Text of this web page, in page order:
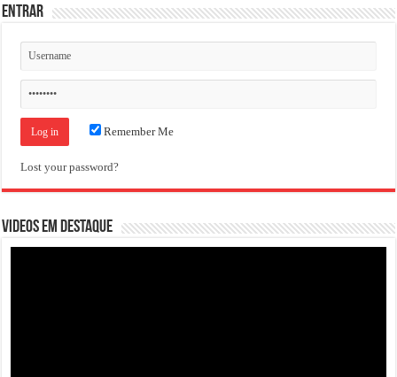
ENTRAR
Remember Me
Lost your password?
VIDEOS EM DESTAQUE